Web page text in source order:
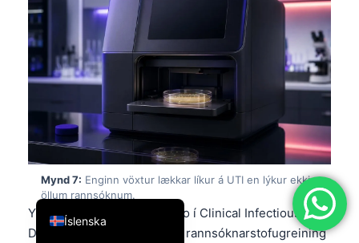
Mynd 7: Enginn vöxtur lækkar líkur á UTI en lýkur ekki
öllum rannsóknum.
Yfirlitsgrein Wilson og Gaido í Clinical Infectious
Diseases lagði áherslu á að rannsóknarstofugreining
Íslenska
English
Deutsch
العربية
Français
עִבְרִית
Italiano
Español
Português